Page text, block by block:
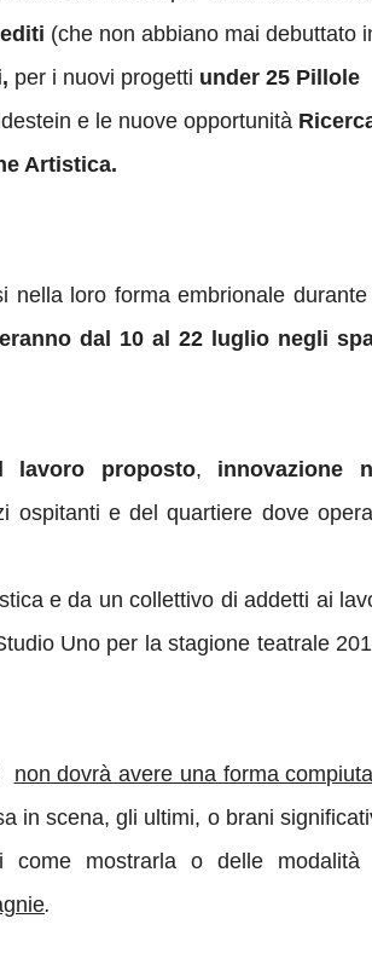
(che non abbiano mai debuttato
per i nuovi progetti under 25 Pillole
e le nuove opportunità
Artistica.
nella loro forma embrionale
dal 10 al 22 luglio negli
lavoro proposto, innovazione
ospitanti e del quartiere dove
e da un collettivo di addetti ai
Uno per la stagione teatrale
non dovrà avere una forma
in scena, gli ultimi, o brani
come mostrarla o delle modalità
.